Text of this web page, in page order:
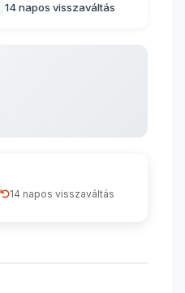
14 napos visszaváltás
14 napos visszaváltás